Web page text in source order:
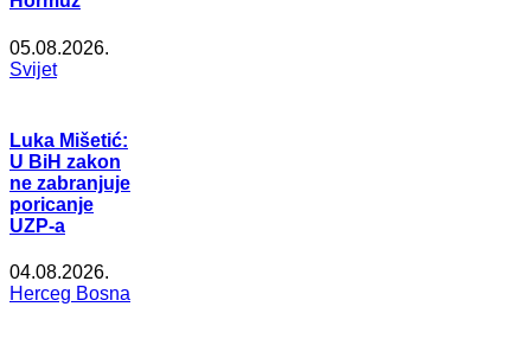
05.08.2026.
Svijet
Luka Mišetić:
U BiH zakon
ne zabranjuje
poricanje
UZP-a
04.08.2026.
Herceg Bosna